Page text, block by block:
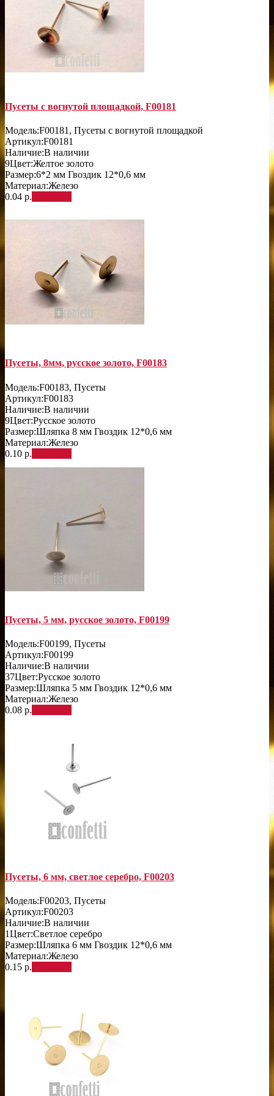
Пусеты с вогнутой площадкой, F00181
Модель:F00181, Пусеты с вогнутой площадкой
Артикул:F00181
Наличие:В наличии
9Цвет:Желтое золото
Размер:6*2 мм Гвоздик 12*0,6 мм
Материал:Железо
0.04 р.
Пусеты, 8мм, русское золото, F00183
Модель:F00183, Пусеты
Артикул:F00183
Наличие:В наличии
9Цвет:Русское золото
Размер:Шляпка 8 мм Гвоздик 12*0,6 мм
Материал:Железо
0.10 р.
Пусеты, 5 мм, русское золото, F00199
Модель:F00199, Пусеты
Артикул:F00199
Наличие:В наличии
37Цвет:Русское золото
Размер:Шляпка 5 мм Гвоздик 12*0,6 мм
Материал:Железо
0.08 р.
Пусеты, 6 мм, светлое серебро, F00203
Модель:F00203, Пусеты
Артикул:F00203
Наличие:В наличии
1Цвет:Светлое серебро
Размер:Шляпка 6 мм Гвоздик 12*0,6 мм
Материал:Железо
0.15 р.